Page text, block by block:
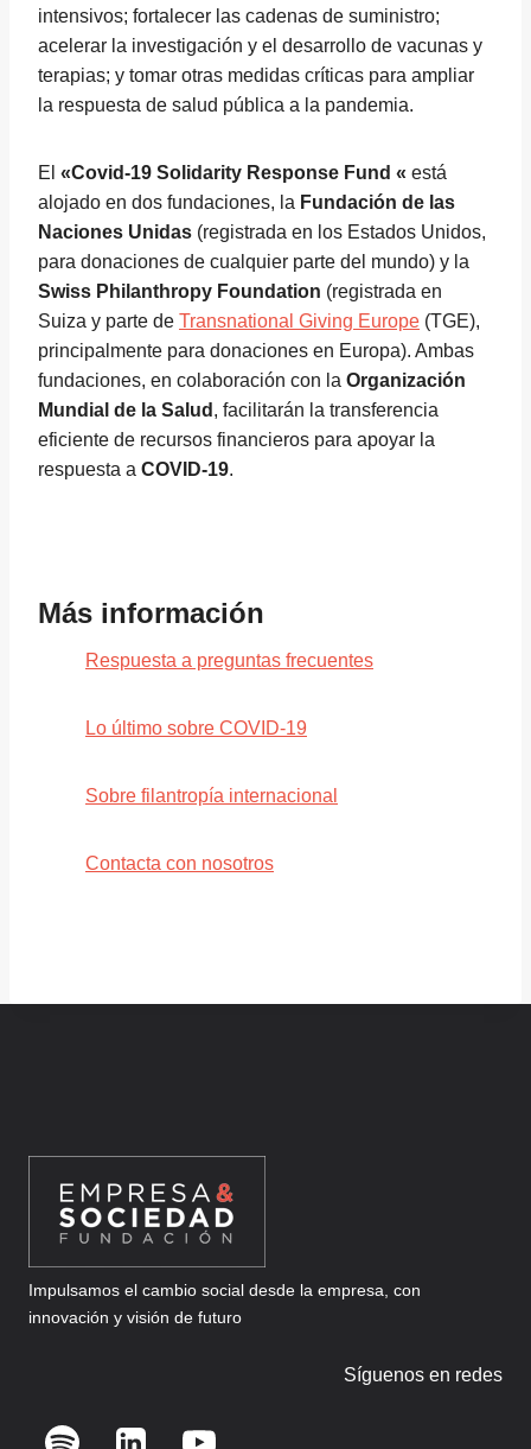
intensivos; fortalecer las cadenas de suministro;
acelerar la investigación y el desarrollo de vacunas y
terapias; y tomar otras medidas críticas para ampliar
la respuesta de salud pública a la pandemia.
El «Covid-19 Solidarity Response Fund « está
alojado en dos fundaciones, la Fundación de las
Naciones Unidas (registrada en los Estados Unidos,
para donaciones de cualquier parte del mundo) y la
Swiss Philanthropy Foundation (registrada en
Suiza y parte de Transnational Giving Europe (TGE),
principalmente para donaciones en Europa). Ambas
fundaciones, en colaboración con la Organización
Mundial de la Salud , facilitarán la transferencia
eficiente de recursos financieros para apoyar la
respuesta a COVID-19.
Más información
Respuesta a preguntas frecuentes
Lo último sobre COVID-19
Sobre filantropía internacional
Contacta con nosotros
Impulsamos el cambio social desde la empresa, con
innovación y visión de futuro
Síguenos en redes